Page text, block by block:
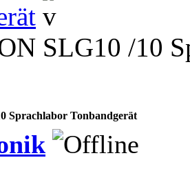
SLG10 /10
Sprachlabor Tonbandgerät